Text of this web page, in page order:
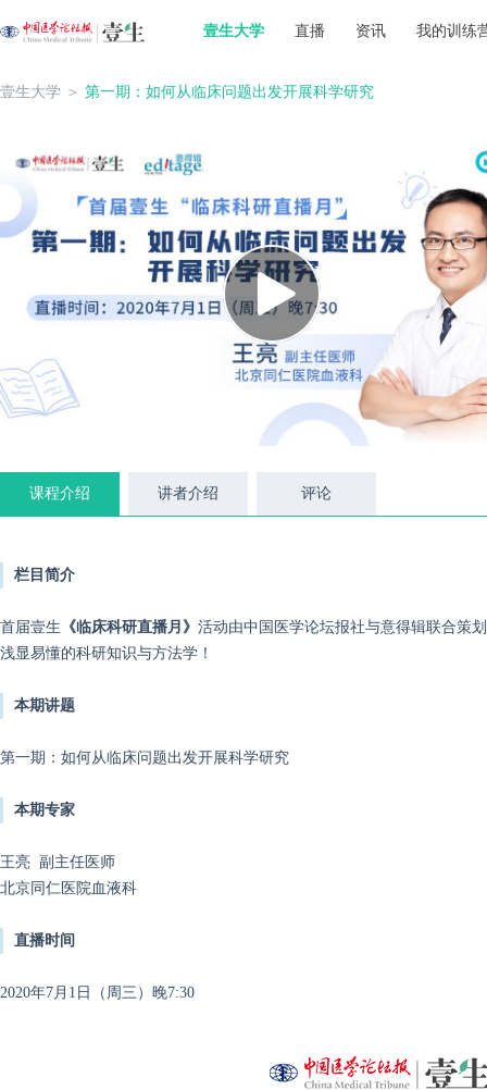
壹生大学 直播 资讯 我的训练
壹生大学 ＞ 第一期：如何从临床问题出发开展科学研究
课程介绍 讲者介绍 评论
栏目简介
首届壹生 《临床科研直播月》 活动由中国医学论坛报社与意得辑联合策
浅显易懂的科研知识与方法学！
本期讲题
第一期：如何从临床问题出发开展科学研究
本期专家
王亮 副主任医师
北京同仁医院血液科
直播时间
2020年7月1日（周三）晚7:30